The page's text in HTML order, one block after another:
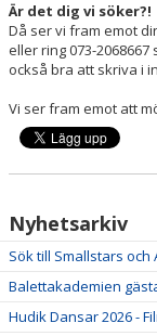
Är det dig vi söker?!
Då ser vi fram emot
eller ring 073-
också bra att skriva i
Vi ser fram emot att
Nyhetsarkiv
Sök till Smallstars och
Balettakademien
Hudik Dansar 2026 -